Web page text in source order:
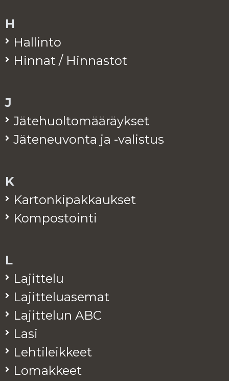
H
Hal­lin­to
Hin­nat / Hin­nas­tot
J
Jä­te­huol­to­mää­räyk­set
Jä­te­neu­von­ta ja -va­lis­tus
K
Kar­ton­ki­pak­kauk­set
Kom­pos­toin­ti
L
La­jit­te­lu
La­jit­te­lua­se­mat
La­jit­te­lun ABC
Lasi
Leh­ti­leik­keet
Lo­mak­keet